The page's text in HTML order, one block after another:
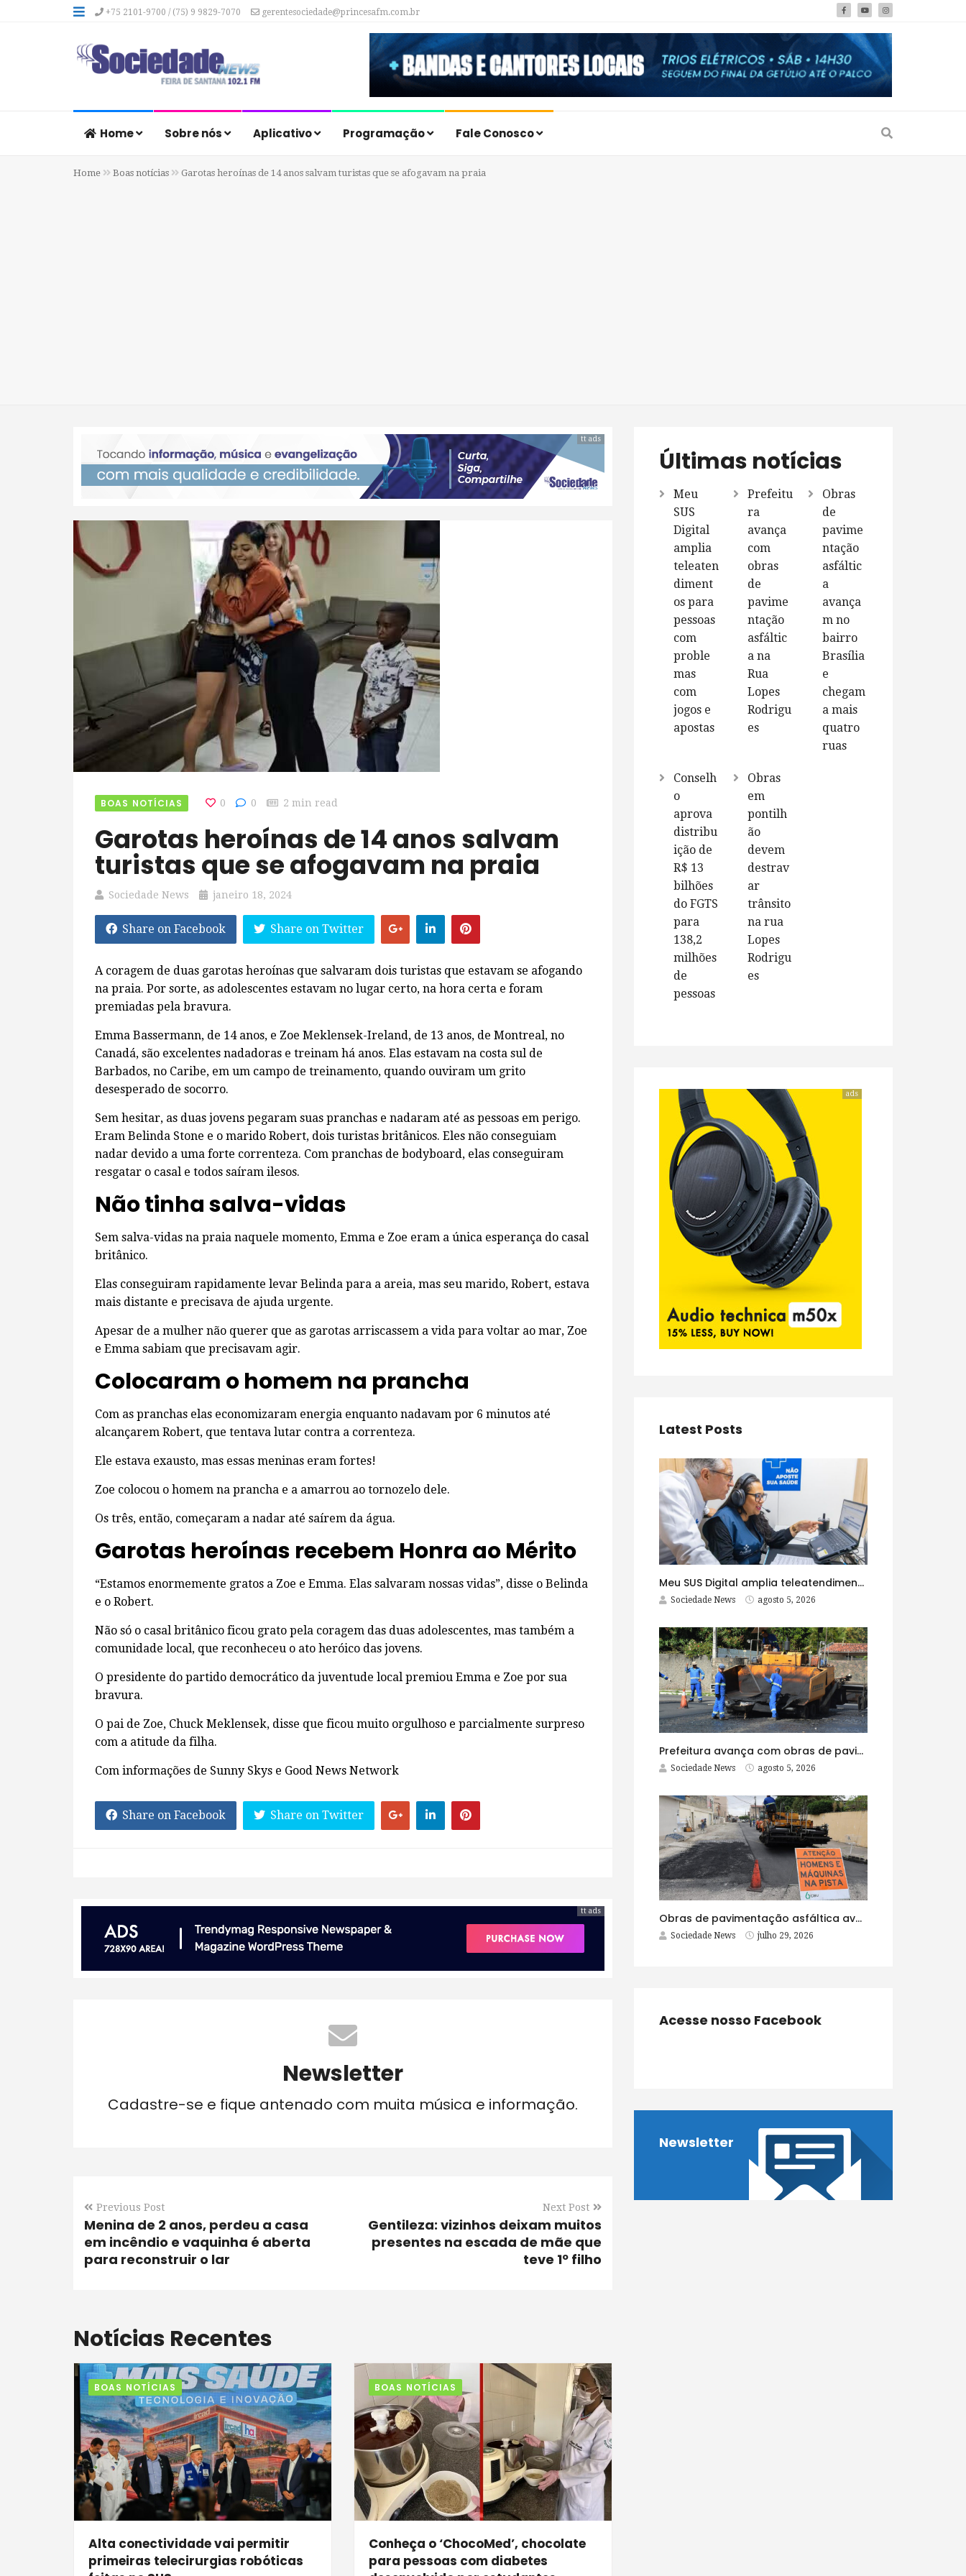
+75 2101-9700 / (75) 9 9829-7070 gerentesociedade@princesafm.com.br
Home Sobre nós Aplicativo Programação Fale Conosco
Home Boas notícias Garotas heroínas de 14 anos salvam turistas que se afogavam na praia
tt ads
BOAS NOTÍCIAS 0 0 2 min read
Garotas heroínas de 14 anos salvam
turistas que se afogavam na praia
Sociedade News janeiro 18, 2024
Share on Facebook Share on Twitter
A coragem de duas garotas heroínas que salvaram dois turistas que estavam se afogando
na praia. Por sorte, as adolescentes estavam no lugar certo, na hora certa e foram
premiadas pela bravura.
Emma Bassermann, de 14 anos, e Zoe Meklensek-Ireland, de 13 anos, de Montreal, no
Canadá, são excelentes nadadoras e treinam há anos. Elas estavam na costa sul de
Barbados, no Caribe, em um campo de treinamento, quando ouviram um grito
desesperado de socorro.
Sem hesitar, as duas jovens pegaram suas pranchas e nadaram até as pessoas em perigo.
Eram Belinda Stone e o marido Robert, dois turistas britânicos. Eles não conseguiam
nadar devido a uma forte correnteza. Com pranchas de bodyboard, elas conseguiram
resgatar o casal e todos saíram ilesos.
Não tinha salva-vidas
Sem salva-vidas na praia naquele momento, Emma e Zoe eram a única esperança do casal
britânico.
Elas conseguiram rapidamente levar Belinda para a areia, mas seu marido, Robert, estava
mais distante e precisava de ajuda urgente.
Apesar de a mulher não querer que as garotas arriscassem a vida para voltar ao mar, Zoe
e Emma sabiam que precisavam agir.
Colocaram o homem na prancha
Com as pranchas elas economizaram energia enquanto nadavam por 6 minutos até
alcançarem Robert, que tentava lutar contra a correnteza.
Ele estava exausto, mas essas meninas eram fortes!
Zoe colocou o homem na prancha e a amarrou ao tornozelo dele.
Os três, então, começaram a nadar até saírem da água.
Garotas heroínas recebem Honra ao Mérito
“Estamos enormemente gratos a Zoe e Emma. Elas salvaram nossas vidas”, disse o Belinda
e o Robert.
Não só o casal britânico ficou grato pela coragem das duas adolescentes, mas também a
comunidade local, que reconheceu o ato heróico das jovens.
O presidente do partido democrático da juventude local premiou Emma e Zoe por sua
bravura.
O pai de Zoe, Chuck Meklensek, disse que ficou muito orgulhoso e parcialmente surpreso
com a atitude da filha.
Com informações de Sunny Skys e Good News Network
Share on Facebook Share on Twitter
tt ads
Newsletter
Cadastre-se e fique antenado com muita música e informação.
Previous Post
Menina de 2 anos, perdeu a casa
em incêndio e vaquinha é aberta
para reconstruir o lar
Next Post
Gentileza: vizinhos deixam muitos
presentes na escada de mãe que
teve 1º filho
Notícias Recentes
BOAS NOTÍCIAS
Alta conectividade vai permitir
primeiras telecirurgias robóticas
BOAS NOTÍCIAS
Conheça o ‘ChocoMed’, chocolate
para pessoas com diabetes
Últimas notícias
Meu
SUS
Digital
amplia
teleaten
diment
os para
pessoas
com
proble
mas
com
jogos e
apostas
Prefeitu
ra
avança
com
obras
de
pavime
ntação
asfáltic
a na
Rua
Lopes
Rodrigu
es
Obras
de
pavime
ntação
asfáltic
a
avança
m no
bairro
Brasília
e
chegam
a mais
quatro
ruas
Conselh
o
aprova
distribu
ição de
R$ 13
bilhões
do FGTS
para
138,2
milhões
de
pessoas
Obras
em
pontilh
ão
devem
destrav
ar
trânsito
na rua
Lopes
Rodrigu
es
ads
Latest Posts
Meu SUS Digital amplia teleatendimentos para pessoas com problemas com jogos e apostas
Sociedade News agosto 5, 2026
Prefeitura avança com obras de pavimentação asfáltica na Rua Lopes Rodrigues
Sociedade News agosto 5, 2026
Obras de pavimentação asfáltica avançam no bairro Brasília e chegam a mais quatro ruas
Sociedade News julho 29, 2026
Acesse nosso Facebook
Newsletter